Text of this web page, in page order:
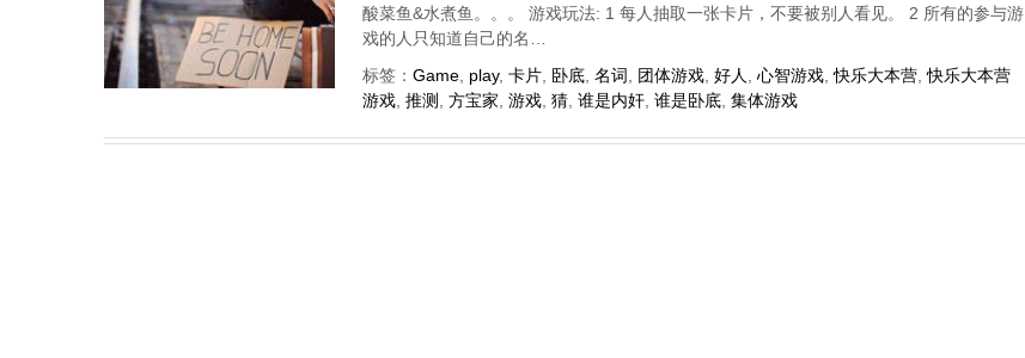
酸菜鱼&水煮鱼。。。 游戏玩法: 1 每人抽取一张卡片，不要被别人看见。 2 所有的参与游
戏的人只知道自己的名…
标签： Game, play, 卡片, 卧底, 名词 团体游戏, 好人 心智游戏,快乐大本营,快乐大本营
游戏, 推测 方宝家 游戏, 猜, 谁是内奸, 谁是卧底, 集体游戏